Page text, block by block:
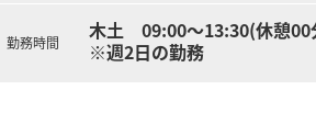
あり、これまでのご経験やスキルを
スタッフの働きやすさを最優先に考
1人暮らしの方を対象として上限5万
勤務時間
木土 09:00～13:30(休憩00
※週2日の勤務